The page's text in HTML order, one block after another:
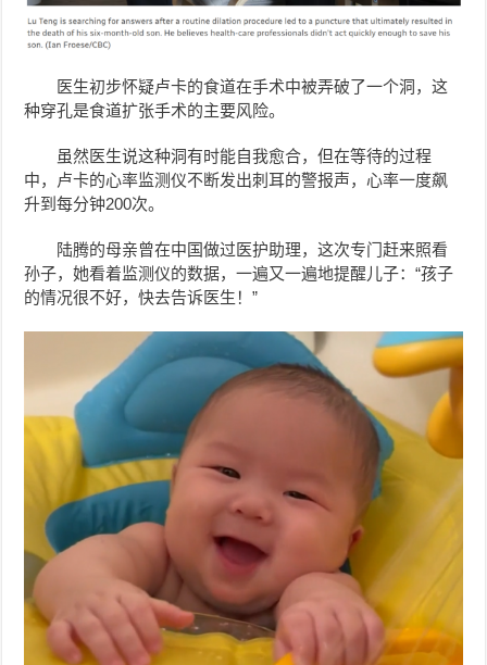
医生初步怀疑卢卡的食道在手术中被弄破了一个洞，这
种穿孔是食道扩张手术的主要风险。
虽然医生说这种洞有时能自我愈合，但在等待的过程
中，卢卡的心率监测仪不断发出刺耳的警报声，心率一度飙
升到每分钟200次。
陆腾的母亲曾在中国做过医护助理，这次专门赶来照看
孙子，她看着监测仪的数据，一遍又一遍地提醒儿子：“孩子
的情况很不好，快去告诉医生！”